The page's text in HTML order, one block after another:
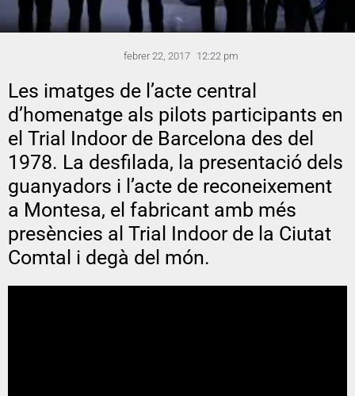
febrer 22, 2017 12:22 pm
Les imatges de l’acte central
d’homenatge als pilots participants en
el Trial Indoor de Barcelona des del
1978. La desfilada, la presentació dels
guanyadors i l’acte de reconeixement
a Montesa, el fabricant amb més
presències al Trial Indoor de la Ciutat
Comtal i degà del món.